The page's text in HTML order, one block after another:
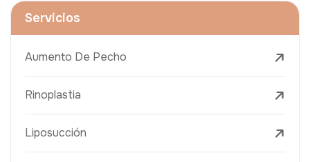
Servicios
Aumento De Pecho
Rinoplastia
Liposucción